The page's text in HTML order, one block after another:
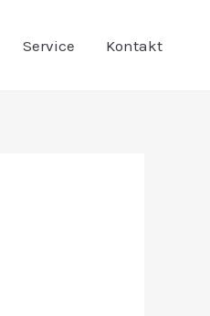
Service Kontakt